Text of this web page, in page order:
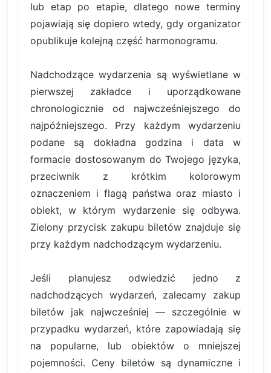
lub etap po etapie, dlatego nowe terminy
pojawiają się dopiero wtedy, gdy organizator
opublikuje kolejną część harmonogramu.
Nadchodzące wydarzenia są wyświetlane w
pierwszej zakładce i uporządkowane
chronologicznie od najwcześniejszego do
najpóźniejszego. Przy każdym wydarzeniu
podane są dokładna godzina i data w
formacie dostosowanym do Twojego języka,
przeciwnik z krótkim kolorowym
oznaczeniem i flagą państwa oraz miasto i
obiekt, w którym wydarzenie się odbywa.
Zielony przycisk zakupu biletów znajduje się
przy każdym nadchodzącym wydarzeniu.
Jeśli planujesz odwiedzić jedno z
nadchodzących wydarzeń, zalecamy zakup
biletów jak najwcześniej — szczególnie w
przypadku wydarzeń, które zapowiadają się
na popularne, lub obiektów o mniejszej
pojemności. Ceny biletów są dynamiczne i